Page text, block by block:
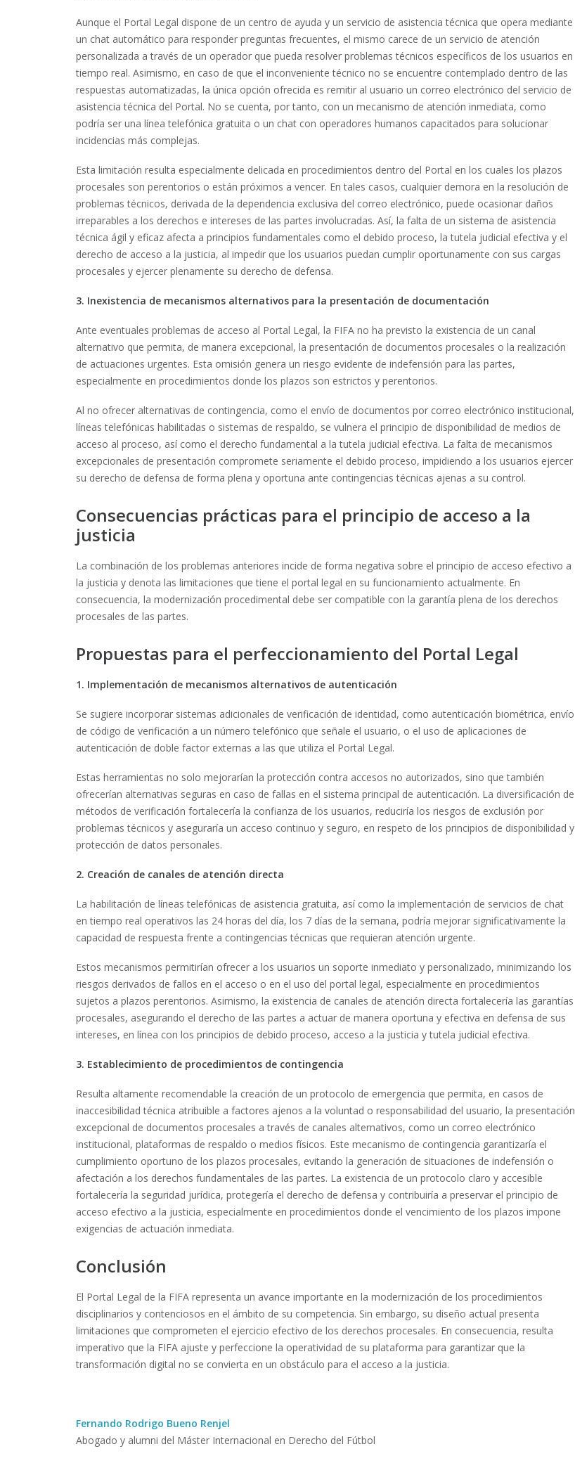
Aunque el Portal Legal dispone de un centro de ayuda y un servicio de asistencia técnica que opera mediante
un chat automático para responder preguntas frecuentes, el mismo carece de un servicio de atención
personalizada a través de un operador que pueda resolver problemas técnicos específicos de los usuarios en
tiempo real. Asimismo, en caso de que el inconveniente técnico no se encuentre contemplado dentro de las
respuestas automatizadas, la única opción ofrecida es remitir al usuario un correo electrónico del servicio de
asistencia técnica del Portal. No se cuenta, por tanto, con un mecanismo de atención inmediata, como
podría ser una línea telefónica gratuita o un chat con operadores humanos capacitados para solucionar
incidencias más complejas.
Esta limitación resulta especialmente delicada en procedimientos dentro del Portal en los cuales los plazos
procesales son perentorios o están próximos a vencer. En tales casos, cualquier demora en la resolución de
problemas técnicos, derivada de la dependencia exclusiva del correo electrónico, puede ocasionar daños
irreparables a los derechos e intereses de las partes involucradas. Así, la falta de un sistema de asistencia
técnica ágil y eficaz afecta a principios fundamentales como el debido proceso, la tutela judicial efectiva y el
derecho de acceso a la justicia, al impedir que los usuarios puedan cumplir oportunamente con sus cargas
procesales y ejercer plenamente su derecho de defensa.
3. Inexistencia de mecanismos alternativos para la presentación de documentación
Ante eventuales problemas de acceso al Portal Legal, la FIFA no ha previsto la existencia de un canal
alternativo que permita, de manera excepcional, la presentación de documentos procesales o la realización
de actuaciones urgentes. Esta omisión genera un riesgo evidente de indefensión para las partes,
especialmente en procedimientos donde los plazos son estrictos y perentorios.
Al no ofrecer alternativas de contingencia, como el envío de documentos por correo electrónico institucional,
líneas telefónicas habilitadas o sistemas de respaldo, se vulnera el principio de disponibilidad de medios de
acceso al proceso, así como el derecho fundamental a la tutela judicial efectiva. La falta de mecanismos
excepcionales de presentación compromete seriamente el debido proceso, impidiendo a los usuarios ejercer
su derecho de defensa de forma plena y oportuna ante contingencias técnicas ajenas a su control.
Consecuencias prácticas para el principio de acceso a la
justicia
La combinación de los problemas anteriores incide de forma negativa sobre el principio de acceso efectivo a
la justicia y denota las limitaciones que tiene el portal legal en su funcionamiento actualmente. En
consecuencia, la modernización procedimental debe ser compatible con la garantía plena de los derechos
procesales de las partes.
Propuestas para el perfeccionamiento del Portal Legal
1. Implementación de mecanismos alternativos de autenticación
Se sugiere incorporar sistemas adicionales de verificación de identidad, como autenticación biométrica, envío
de código de verificación a un número telefónico que señale el usuario, o el uso de aplicaciones de
autenticación de doble factor externas a las que utiliza el Portal Legal.
Estas herramientas no solo mejorarían la protección contra accesos no autorizados, sino que también
ofrecerían alternativas seguras en caso de fallas en el sistema principal de autenticación. La diversificación de
métodos de verificación fortalecería la confianza de los usuarios, reduciría los riesgos de exclusión por
problemas técnicos y aseguraría un acceso continuo y seguro, en respeto de los principios de disponibilidad y
protección de datos personales.
2. Creación de canales de atención directa
La habilitación de líneas telefónicas de asistencia gratuita, así como la implementación de servicios de chat
en tiempo real operativos las 24 horas del día, los 7 días de la semana, podría mejorar significativamente la
capacidad de respuesta frente a contingencias técnicas que requieran atención urgente.
Estos mecanismos permitirían ofrecer a los usuarios un soporte inmediato y personalizado, minimizando los
riesgos derivados de fallos en el acceso o en el uso del portal legal, especialmente en procedimientos
sujetos a plazos perentorios. Asimismo, la existencia de canales de atención directa fortalecería las garantías
procesales, asegurando el derecho de las partes a actuar de manera oportuna y efectiva en defensa de sus
intereses, en línea con los principios de debido proceso, acceso a la justicia y tutela judicial efectiva.
3. Establecimiento de procedimientos de contingencia
Resulta altamente recomendable la creación de un protocolo de emergencia que permita, en casos de
inaccesibilidad técnica atribuible a factores ajenos a la voluntad o responsabilidad del usuario, la presentación
excepcional de documentos procesales a través de canales alternativos, como un correo electrónico
institucional, plataformas de respaldo o medios físicos. Este mecanismo de contingencia garantizaría el
cumplimiento oportuno de los plazos procesales, evitando la generación de situaciones de indefensión o
afectación a los derechos fundamentales de las partes. La existencia de un protocolo claro y accesible
fortalecería la seguridad jurídica, protegería el derecho de defensa y contribuiría a preservar el principio de
acceso efectivo a la justicia, especialmente en procedimientos donde el vencimiento de los plazos impone
exigencias de actuación inmediata.
Conclusión
El Portal Legal de la FIFA representa un avance importante en la modernización de los procedimientos
disciplinarios y contenciosos en el ámbito de su competencia. Sin embargo, su diseño actual presenta
limitaciones que comprometen el ejercicio efectivo de los derechos procesales. En consecuencia, resulta
imperativo que la FIFA ajuste y perfeccione la operatividad de su plataforma para garantizar que la
transformación digital no se convierta en un obstáculo para el acceso a la justicia.
Fernando Rodrigo Bueno Renjel
Abogado y alumni del Máster Internacional en Derecho del Fútbol